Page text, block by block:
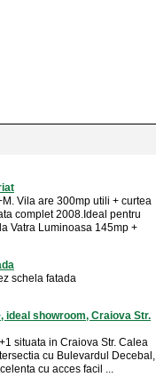
Vila are 300mp utili + curtea
complet 2008.Ideal pentru
Vatra Luminoasa 145mp +
schela fatada
ideal showroom, Craiova Str.
situata in Craiova Str. Calea
cu Bulevardul Decebal,
cu acces facil ...